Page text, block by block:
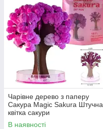
Чарівне дерево з паперу
Сакура Magic Sakura Штучна
квітка сакури
В наявності